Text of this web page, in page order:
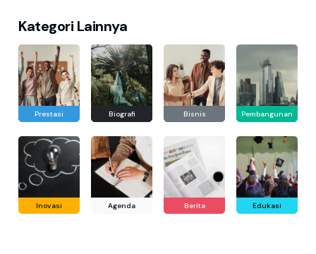
Kategori Lainnya
Prestasi Biografi Bisnis Pembangunan
Inovasi Agenda Berita Edukasi